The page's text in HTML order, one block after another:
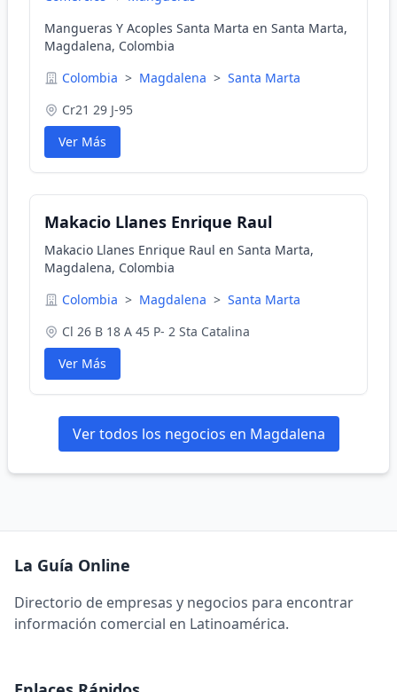
Mangueras Y Acoples Santa Marta en Santa Marta,
Magdalena, Colombia
Colombia > Magdalena > Santa Marta
Cr21 29 J-95
Ver Más
Makacio Llanes Enrique Raul
Makacio Llanes Enrique Raul en Santa Marta,
Magdalena, Colombia
Colombia > Magdalena > Santa Marta
Cl 26 B 18 A 45 P- 2 Sta Catalina
Ver Más
Ver todos los negocios en Magdalena
La Guía Online
Directorio de empresas y negocios para encontrar
información comercial en Latinoamérica.